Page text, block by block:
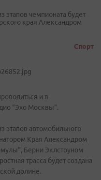
этапов чемпионата будет
края Александром
Спорт
и в
"Эхо Москвы".
этапов автомобильного
Края Александром
Берни Эклстоуном
трасса будет создана
долине.